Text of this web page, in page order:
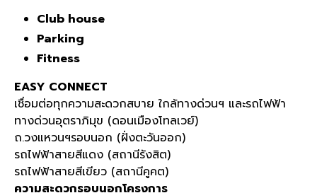
Club house
Parking
Fitness
EASY CONNECT
เชื่อมต่อทุกความสะดวกสบาย ใกล้ทางด่วนฯ และรถไฟฟ้า
ทางด่วนอุตราภิมุข (ดอนเมืองโทลเวย์)
ถ.วงแหวนฯรอบนอก (ฝั่งตะวันออก)
รถไฟฟ้าสายสีแดง (สถานีรังสิต)
รถไฟฟ้าสายสีเขียว (สถานีคูคต)
ความสะดวกรอบนอกโครงการ